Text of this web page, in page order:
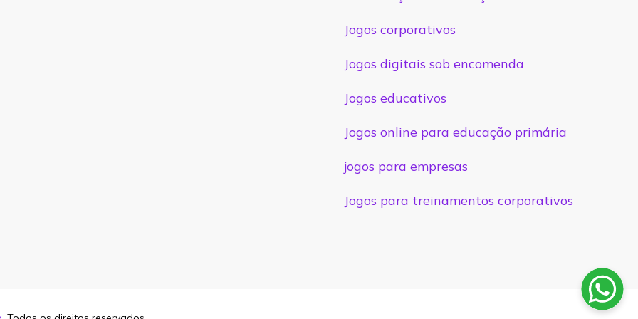
Jogos corporativos
Jogos digitais sob encomenda
Jogos educativos
Jogos online para educação primária
jogos para empresas
Jogos para treinamentos corporativos